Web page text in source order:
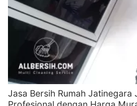
Jasa Bersih Rumah Jatinegara